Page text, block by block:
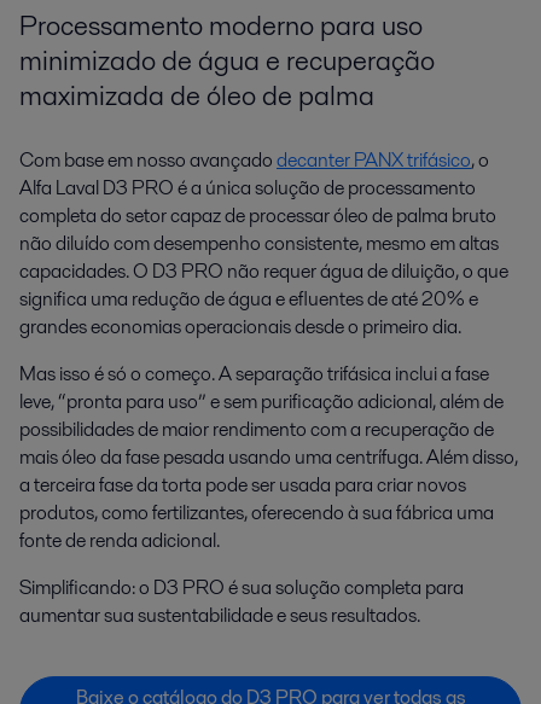
Processamento moderno para uso
minimizado de água e recuperação
maximizada de óleo de palma
Com base em nosso avançadodecanter PANX trifásico, o
Alfa Laval D3 PRO é a única solução de processamento
completa do setor capaz de processar óleo de palma bruto
não diluído com desempenho consistente, mesmo em altas
capacidades. O D3 PRO não requer água de diluição, o que
significa uma redução de água e efluentes de até 20% e
grandes economias operacionais desde o primeiro dia.
Mas isso é só o começo. A separação trifásica inclui a fase
leve, “pronta para uso” e sem purificação adicional, além de
possibilidades de maior rendimento com a recuperação de
mais óleo da fase pesada usando uma centrífuga. Além disso,
a terceira fase da torta pode ser usada para criar novos
produtos, como fertilizantes, oferecendo à sua fábrica uma
fonte de renda adicional.
Simplificando: o D3 PRO é sua solução completa para
aumentar sua sustentabilidade e seus resultados.
Baixe o catálogo do D3 PRO para ver todas as